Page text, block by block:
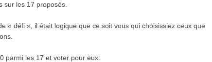
sur les 17 proposés.
« défi », il était logique que ce soit vous qui choisissiez ceux que
parmi les 17 et voter pour eux: